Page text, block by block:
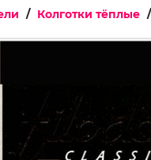
Колготки тёплые